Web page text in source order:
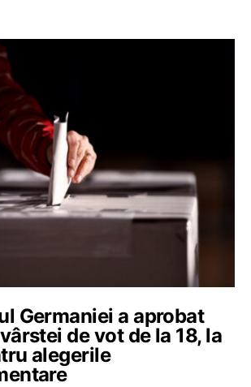
Germaniei a aprobat
de vot de la 18, la
alegerile